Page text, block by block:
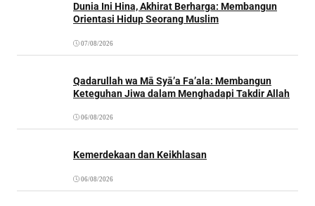
Dunia Ini Hina, Akhirat Berharga: Membangun
Orientasi Hidup Seorang Muslim
07/08/2026
Qadarullah wa Mā Syā’a Fa’ala: Membangun
Keteguhan Jiwa dalam Menghadapi Takdir Allah
06/08/2026
Kemerdekaan dan Keikhlasan
06/08/2026